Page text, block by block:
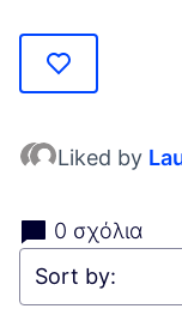
Liked by
0 σχόλια